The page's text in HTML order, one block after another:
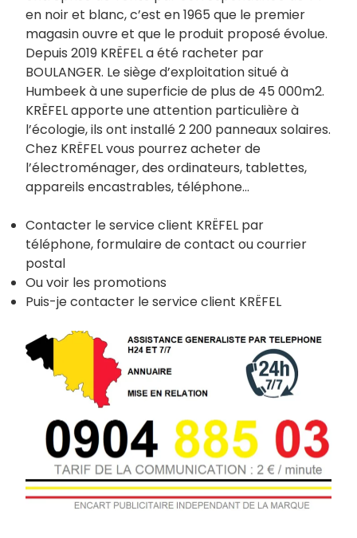
en noir et blanc, c’est en 1965 que le premier
magasin ouvre et que le produit proposé évolue.
Depuis 2019 KRËFEL a été racheter par
BOULANGER. Le siège d’exploitation situé à
Humbeek à une superficie de plus de 45 000m2.
KRËFEL apporte une attention particulière à
l’écologie, ils ont installé 2 200 panneaux solaires.
Chez KRËFEL vous pourrez acheter de
l’électroménager, des ordinateurs, tablettes,
appareils encastrables, téléphone…
Contacter le service client KRËFEL par
téléphone, formulaire de contact ou courrier
postal
Ou voir les promotions
Puis-je contacter le service client KRËFEL